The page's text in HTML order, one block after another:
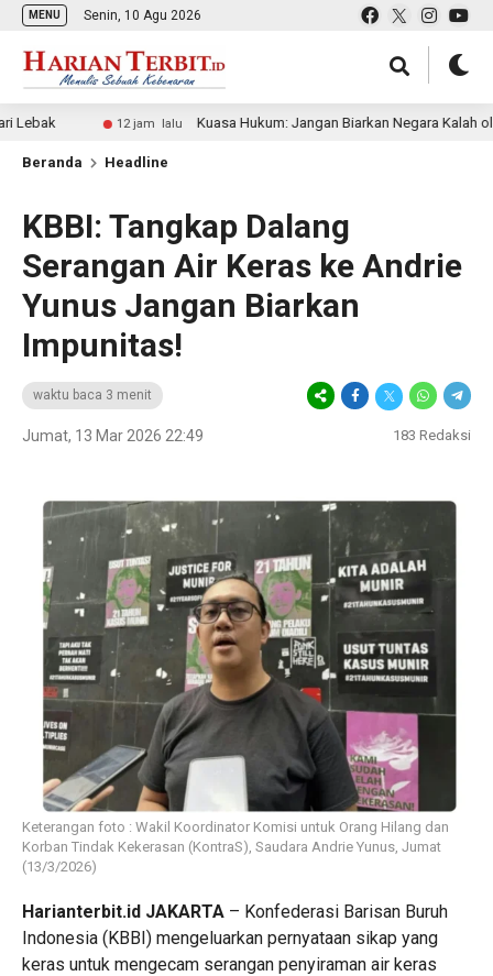
MENU Senin, 10 Agu 2026
12 jam lalu Kuasa Hukum: Jangan Biarkan Negara Kalah oleh Mafia
Beranda Headline
KBBI: Tangkap Dalang
Serangan Air Keras ke Andrie
Yunus Jangan Biarkan
Impunitas!
waktu baca 3 menit
Jumat, 13 Mar 2026 22:49 183 Redaksi
Keterangan foto : Wakil Koordinator Komisi untuk Orang Hilang dan
Korban Tindak Kekerasan (KontraS), Saudara Andrie Yunus, Jumat
(13/3/2026)
Harianterbit.id JAKARTA – Konfederasi Barisan Buruh
Indonesia (KBBI) mengeluarkan pernyataan sikap yang
keras untuk mengecam serangan penyiraman air keras